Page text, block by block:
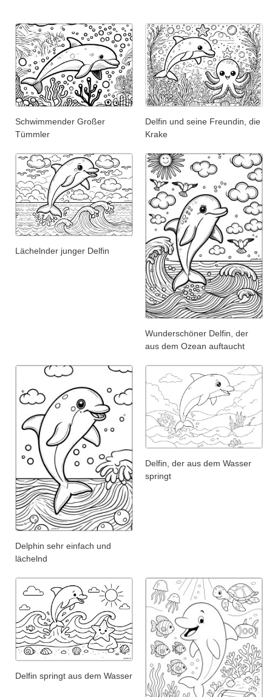
Schwimmender Großer
Tümmler
Delfin und seine Freundin, die
Krake
Lächelnder junger Delfin
Wunderschöner Delfin, der
aus dem Ozean auftaucht
Delphin sehr einfach und
lächelnd
Delfin, der aus dem Wasser
springt
Delfin springt aus dem Wasser